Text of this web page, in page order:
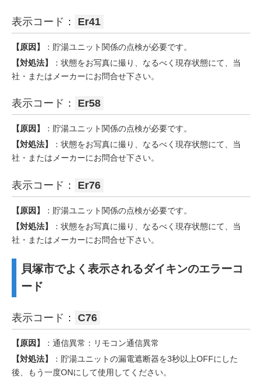
表示コード： Er41
【原因】
：貯湯ユニット関係の点検が必要です。
【対処法】
：状態をお写真に撮り、なるべく現存状態にて、当
社・またはメーカーにお問合せ下さい。
表示コード： Er58
【原因】
：貯湯ユニット関係の点検が必要です。
【対処法】
：状態をお写真に撮り、なるべく現存状態にて、当
社・またはメーカーにお問合せ下さい。
表示コード： Er76
【原因】
：貯湯ユニット関係の点検が必要です。
【対処法】
：状態をお写真に撮り、なるべく現存状態にて、当
社・またはメーカーにお問合せ下さい。
貝塚市でよく表示されるダイキンのエラーコ
ード
表示コード： C76
【原因】
：通信異常：リモコン通信異常
【対処法】
：貯湯ユニットの漏電遮断器を3秒以上OFFにした
後、もう一度ONにして使用してください。